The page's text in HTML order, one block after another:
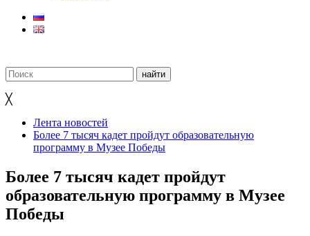
╳
Лента новостей
Более 7 тысяч кадет пройдут образовательную
программу в Музее Победы
Более 7 тысяч кадет пройдут
образовательную программу в Музее
Победы